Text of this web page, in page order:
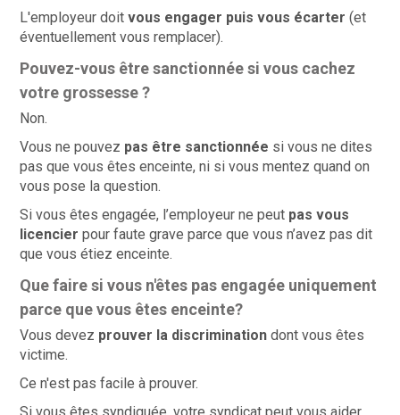
L'employeur doitvous engager puis vous écarter(et
éventuellement vous remplacer).
Pouvez-vous être sanctionnée si vous cachez
votre grossesse ?
Non.
Vous ne pouvez pas être sanctionnée si vous ne dites
pas que vous êtes enceinte, ni si vous mentez quand on
vous pose la question.
Si vous êtes engagée, l’employeur ne peut pas vous
licencier pour faute grave parce que vous n’avez pas dit
que vous étiez enceinte.
Que faire si vous n'êtes pas engagée uniquement
parce que vous êtes enceinte?
Vous devez prouver la discrimination dont vous êtes
victime.
Ce n'est pas facile à prouver.
Si vous êtes syndiquée, votre syndicat peut vous aider.